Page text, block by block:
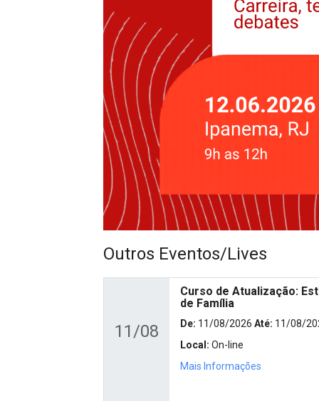
Outros Eventos/Lives
11/08
Curso de Atualização:
de Família
De: 11/08/2026 Até: 11/08/
Local: On-line
Mais Informações